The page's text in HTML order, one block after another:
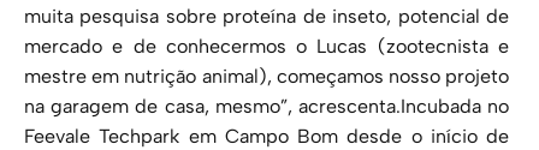
muita pesquisa sobre proteína de inseto, potencial de
mercado e de conhecermos o Lucas (zootecnista e
mestre em nutrição animal), começamos nosso projeto
na garagem de casa, mesmo”, acrescenta.Incubada no
Feevale Techpark em Campo Bom desde o início de